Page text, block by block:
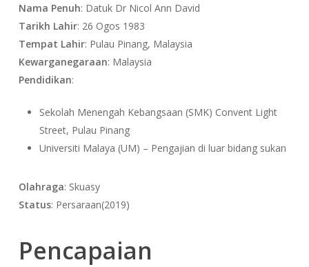
Nama Penuh: Datuk Dr Nicol Ann David
Tarikh Lahir: 26 Ogos 1983
Tempat Lahir: Pulau Pinang, Malaysia
Kewarganegaraan: Malaysia
Pendidikan:
Sekolah Menengah Kebangsaan (SMK) Convent Light
Street, Pulau Pinang
Universiti Malaya (UM) – Pengajian di luar bidang sukan
Olahraga: Skuasy
Status: Persaraan(2019)
Pencapaian